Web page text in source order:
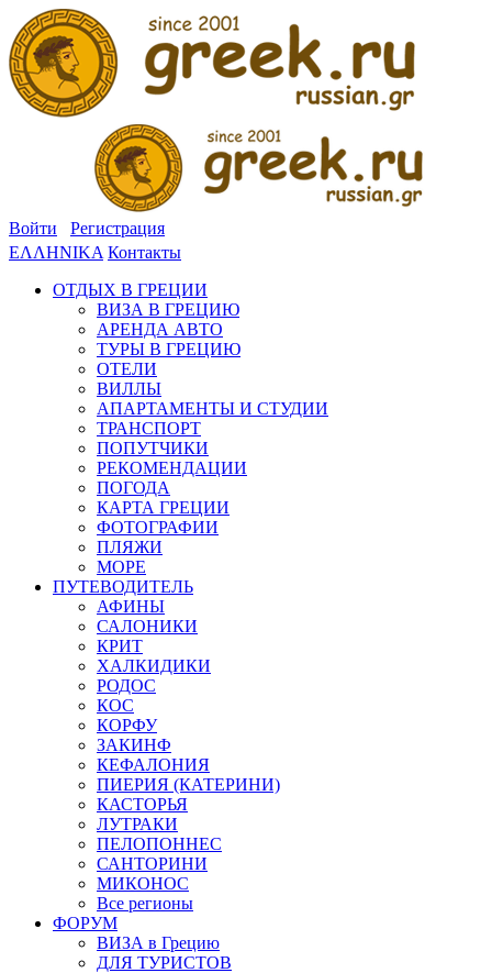
Войти
Регистрация
ΕΛΛΗΝΙΚΑ Контакты
ОТДЫХ В ГРЕЦИИ
ВИЗА В ГРЕЦИЮ
АРЕНДА АВТО
ТУРЫ В ГРЕЦИЮ
ОТЕЛИ
ВИЛЛЫ
АПАРТАМЕНТЫ И СТУДИИ
ТРАНСПОРТ
ПОПУТЧИКИ
РЕКОМЕНДАЦИИ
ПОГОДА
КАРТА ГРЕЦИИ
ФОТОГРАФИИ
ПЛЯЖИ
МОРЕ
ПУТЕВОДИТЕЛЬ
АФИНЫ
САЛОНИКИ
КРИТ
ХАЛКИДИКИ
РОДОС
КОС
КОРФУ
ЗАКИНФ
КЕФАЛОНИЯ
ПИЕРИЯ (КАТЕРИНИ)
КАСТОРЬЯ
ЛУТРАКИ
ПЕЛОПОННЕС
САНТОРИНИ
МИКОНОС
Все регионы
ФОРУМ
ВИЗА в Грецию
ДЛЯ ТУРИСТОВ